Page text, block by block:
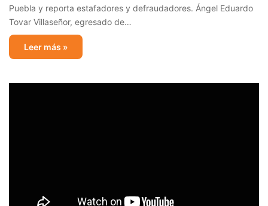
Puebla y reporta estafadores y defraudadores. Ángel Eduardo
Tovar Villaseñor, egresado de…
Leer más »